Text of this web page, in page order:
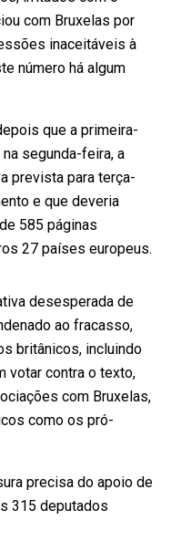
com Bruxelas por
inaceitáveis à
número há algum
que a primeira-
segunda-feira, a
prevista para terça-
e que deveria
585 páginas
27 países europeus.
desesperada de
ao fracasso,
britânicos, incluindo
votar contra o texto,
com Bruxelas,
como os pró-
precisa do apoio de
315 deputados